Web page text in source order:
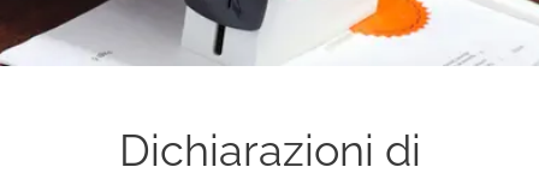
Dichiarazioni di